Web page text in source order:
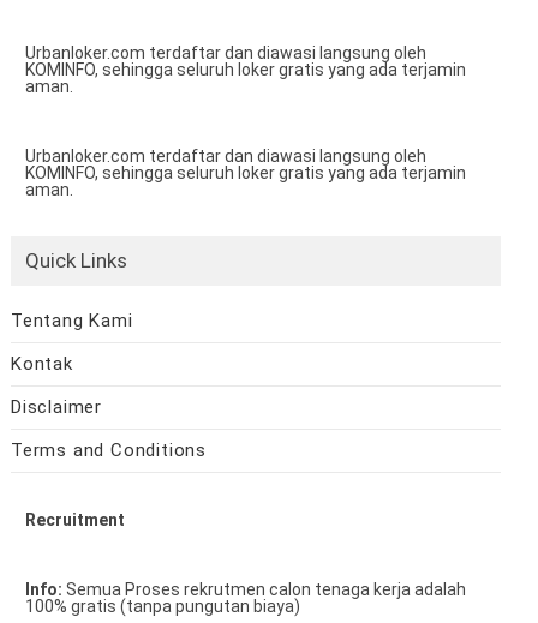
Urbanloker.com terdaftar dan diawasi langsung oleh
KOMINFO, sehingga seluruh loker gratis yang ada terjamin
aman.
Urbanloker.com terdaftar dan diawasi langsung oleh
KOMINFO, sehingga seluruh loker gratis yang ada terjamin
aman.
Quick Links
Tentang Kami
Kontak
Disclaimer
Terms and Conditions
Recruitment
Info: Semua Proses rekrutmen calon tenaga kerja adalah
100% gratis (tanpa pungutan biaya)